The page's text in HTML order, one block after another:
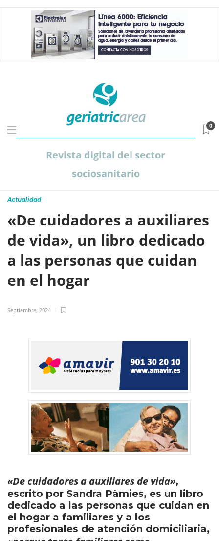
Revista digital del sector
sociosanitario
0
Actualidad
«De cuidadores a auxiliares
de vida», un libro dedicado
a las personas que cuidan
en el hogar
Septiembre, 2024
«De cuidadores a auxiliares de vida»,
escrito por Sandra Pàmies, es un libro
dedicado a las personas que cuidan en
el hogar a familiares y a los
profesionales de atención domiciliaria,